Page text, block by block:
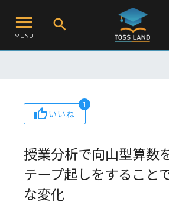
MENU
いいね
1
授業分析で向山型算数
テープ起しをすること
な変化